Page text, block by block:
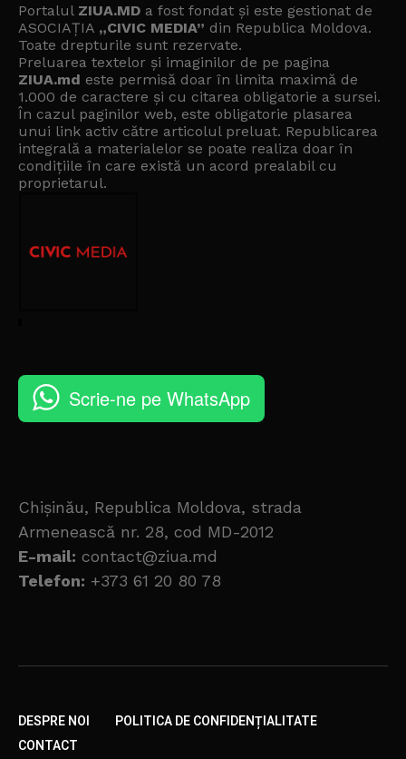
Portalul ZIUA.MD a fost fondat și este gestionat de
ASOCIAȚIA „CIVIC MEDIA” din Republica Moldova.
Toate drepturile sunt rezervate.
Preluarea textelor și imaginilor de pe pagina
ZIUA.md este permisă doar în limita maximă de
1.000 de caractere și cu citarea obligatorie a sursei.
În cazul paginilor web, este obligatorie plasarea
unui link activ către articolul preluat. Republicarea
integrală a materialelor se poate realiza doar în
condițiile în care există un acord prealabil cu
proprietarul.
Scrie-ne pe WhatsApp
Chișinău, Republica Moldova, strada
Armenească nr. 28, cod MD-2012
E-mail: contact@ziua.md
Telefon: +373 61 20 80 78
DESPRE NOI
POLITICA DE CONFIDENȚIALITATE
CONTACT